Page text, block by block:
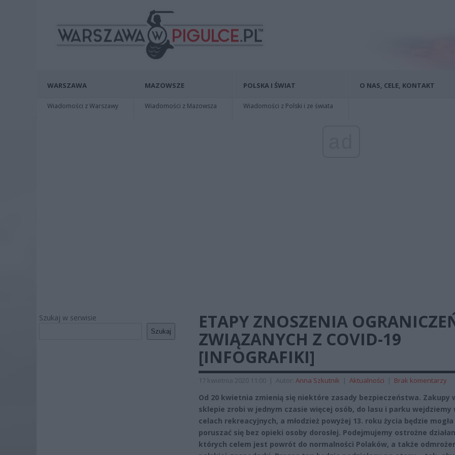
WARSZAWA
Wiadomości z Warszawy
MAZOWSZE
Wiadomości z Mazowsza
POLSKA I ŚWIAT
Wiadomości z Polski i ze świata
O NAS, CELE, KONTAKT
Szukaj w serwisie
Szukaj
ETAPY ZNOSZENIA
ZWIĄZANYCH Z COVID-19
[INFOGRAFIKI]
17 kwietnia 2020 11:00 | Autor: Anna Szkutnik | Aktualności | Brak komentarzy
Od 20 kwietnia zmienią się niektóre zasady bezpieczeństwa. Zakupy
sklepie zrobi w jednym czasie więcej osób, do lasu i parku wejdziemy
celach rekreacyjnych, a młodzież powyżej 13. roku życia będzie mogła
poruszać się bez opieki osoby dorosłej. Podejmujemy ostrożne
których celem jest powrót do normalności Polaków, a także